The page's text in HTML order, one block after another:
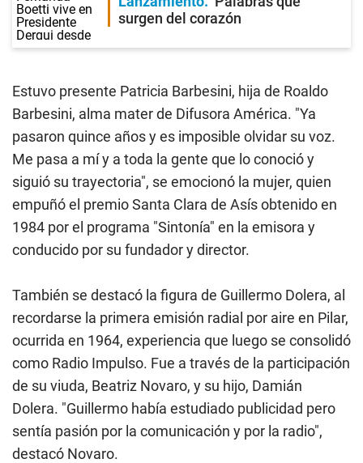
surgen del corazón
Estuvo presente Patricia Barbesini, hija de Roaldo
Barbesini, alma mater de Difusora América. "Ya
pasaron quince años y es imposible olvidar su voz.
Me pasa a mí y a toda la gente que lo conoció y
siguió su trayectoria", se emocionó la mujer, quien
empuñó el premio Santa Clara de Asís obtenido en
1984 por el programa "Sintonía" en la emisora y
conducido por su fundador y director.
También se destacó la figura de Guillermo Dolera, al
recordarse la primera emisión radial por aire en Pilar,
ocurrida en 1964, experiencia que luego se consolidó
como Radio Impulso. Fue a través de la participación
de su viuda, Beatriz Novaro, y su hijo, Damián
Dolera. "Guillermo había estudiado publicidad pero
sentía pasión por la comunicación y por la radio",
destacó Novaro.